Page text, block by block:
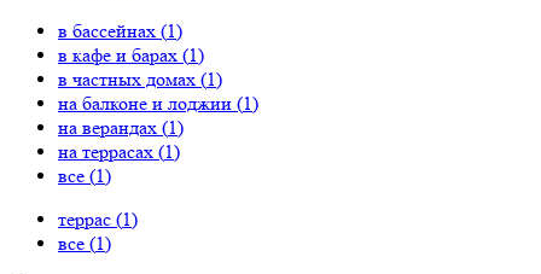
в бассейнах (1)
в кафе и барах (1)
в частных домах (1)
на балконе и лоджии (1)
на верандах (1)
на террасах (1)
все (1)
террас (1)
все (1)